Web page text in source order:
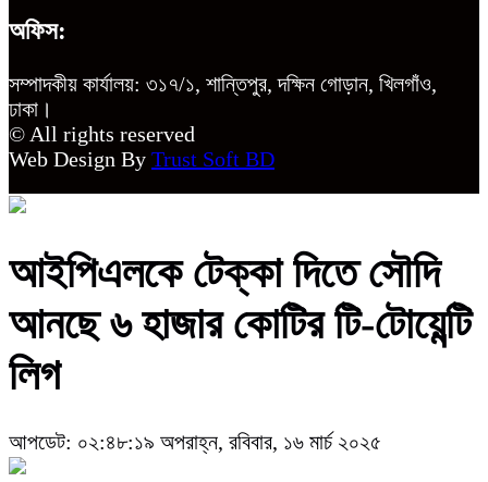
অফিস:
সম্পাদকীয় কার্যালয়: ৩১৭/১, শান্তিপুর, দক্ষিন গোড়ান, খিলগাঁও,
ঢাকা।
© All rights reserved
Web Design By Trust Soft BD
আইপিএলকে টেক্কা দিতে সৌদি
আনছে ৬ হাজার কোটির টি-টোয়েন্টি
লিগ
আপডেট: ০২:৪৮:১৯ অপরাহ্ন, রবিবার, ১৬ মার্চ ২০২৫